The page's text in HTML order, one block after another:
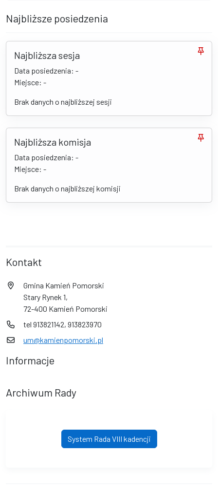
Najbliższe posiedzenia
Najbliższa sesja
Data posiedzenia: -
Miejsce: -
Brak danych o najbliższej sesji
Najbliższa komisja
Data posiedzenia: -
Miejsce: -
Brak danych o najbliższej komisji
Kontakt
Gmina Kamień Pomorski
Stary Rynek 1,
72-400 Kamień Pomorski
tel 913821142, 913823970
um@kamienpomorski.pl
Informacje
Archiwum Rady
System Rada VIII kadencji